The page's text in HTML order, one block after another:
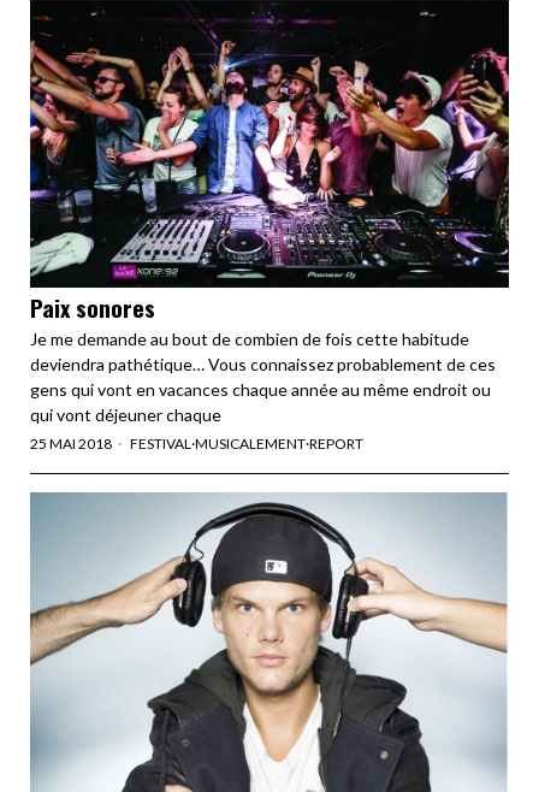
Paix sonores
Je me demande au bout de combien de fois cette habitude
deviendra pathétique… Vous connaissez probablement de ces
gens qui vont en vacances chaque année au même endroit ou
qui vont déjeuner chaque
25 MAI 2018 FESTIVAL ·MUSICALEMENT·REPORT